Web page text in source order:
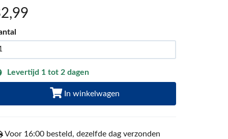
,99
Levertijd 1 tot 2 dagen
In winkelwagen
Voor 16:00 besteld, dezelfde dag verzonden